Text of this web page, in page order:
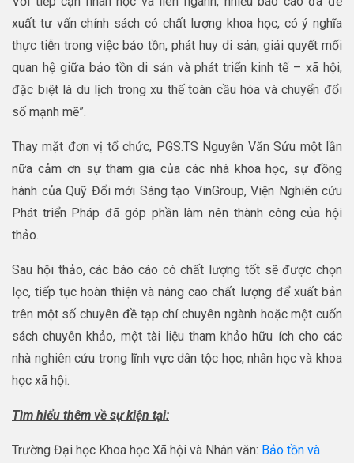
xuất tư vấn chính sách có chất lượng khoa học, có ý nghĩa
thực tiễn trong việc bảo tồn, phát huy di sản; giải quyết mối
quan hệ giữa bảo tồn di sản và phát triển kinh tế – xã hội,
đặc biệt là du lịch trong xu thế toàn cầu hóa và chuyển đổi
số mạnh mẽ”.
Thay mặt đơn vị tổ chức, PGS.TS Nguyễn Văn Sửu một lần
nữa cảm ơn sự tham gia của các nhà khoa học, sự đồng
hành của Quỹ Đổi mới Sáng tạo VinGroup, Viện Nghiên cứu
Phát triển Pháp đã góp phần làm nên thành công của hội
thảo.
Sau hội thảo, các báo cáo có chất lượng tốt sẽ được chọn
lọc, tiếp tục hoàn thiện và nâng cao chất lượng để xuất bản
trên một số chuyên đề tạp chí chuyên ngành hoặc một cuốn
sách chuyên khảo, một tài liệu tham khảo hữu ích cho các
nhà nghiên cứu trong lĩnh vực dân tộc học, nhân học và khoa
học xã hội.
Tìm hiểu thêm về sự kiện tại:
Trường Đại học Khoa học Xã hội và Nhân văn: Bảo tồn và